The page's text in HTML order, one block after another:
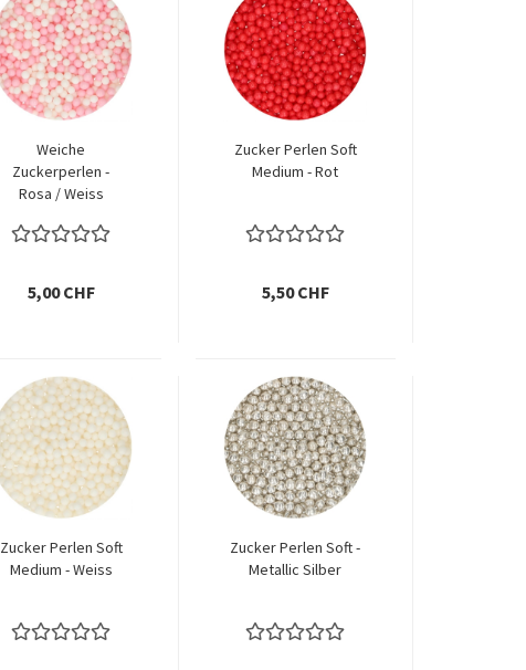
Weiche
Zuckerperlen -
Rosa / Weiss
5,00 CHF
Zucker Perlen Soft
Medium - Rot
5,50 CHF
Zucker Perlen Soft
Medium - Weiss
Zucker Perlen Soft -
Metallic Silber